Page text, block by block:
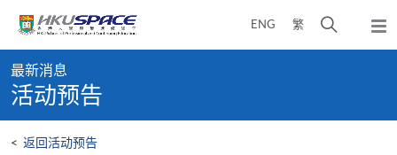
content
ENG 繁
开
弹
出
content
start
最新消息
活动预告
< 返回活动预告